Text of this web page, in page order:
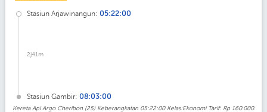
Stasiun Arjawinangun: 05:22:00
2j41m
Stasiun Gambir: 08:03:00
Kereta Api Argo Cheribon (25) Keberangkatan 05:22:00 Kelas:Ekonomi Tarif: Rp 160.000.